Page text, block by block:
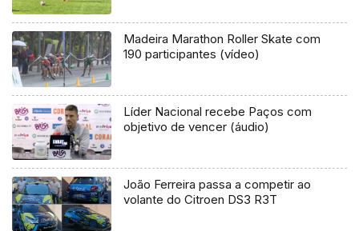
Madeira Marathon Roller Skate com
190 participantes (vídeo)
Líder Nacional recebe Paços com
objetivo de vencer (áudio)
João Ferreira passa a competir ao
volante do Citroen DS3 R3T